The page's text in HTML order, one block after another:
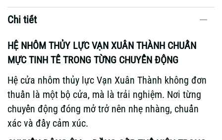
Chi tiết
HỆ NHÔM THỦY LỰC VẠN XUÂN THÀNH CHUẨN
MỰC TINH TẾ TRONG TỪNG CHUYỂN ĐỘNG
Hệ cửa nhôm thủy lực Vạn Xuân Thành không đơn
thuần là một bộ cửa, mà là trải nghiệm. Nơi từng
chuyển động đóng mở trở nên nhẹ nhàng, chuẩn
xác và đầy cảm xúc.